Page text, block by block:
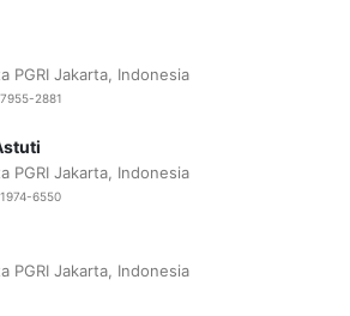
PGRI Jakarta, Indonesia
2881
PGRI Jakarta, Indonesia
6550
PGRI Jakarta, Indonesia